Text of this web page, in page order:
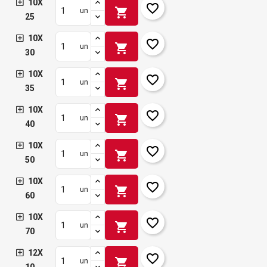
10X
25
un shopping_cart favorite_border
10X
30
un shopping_cart favorite_border
10X
35
un shopping_cart favorite_border
10X
40
un shopping_cart favorite_border
10X
50
un shopping_cart favorite_border
10X
60
un shopping_cart favorite_border
10X
70
un shopping_cart favorite_border
12X
un shopping_cart favorite_border